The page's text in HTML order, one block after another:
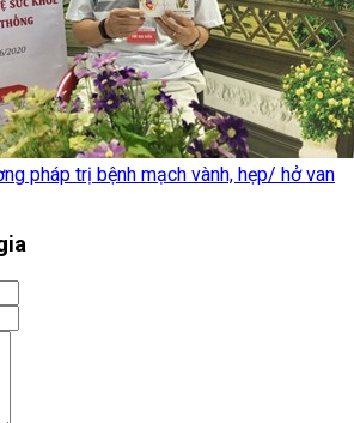
pháp trị bệnh mạch vành, hẹp/ hở van